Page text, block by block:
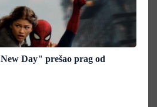
Day" prešao prag od